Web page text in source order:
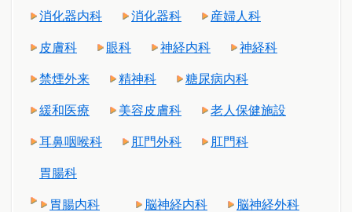
消化器内科 消化器科 産婦人科
皮膚科 眼科 神経内科 神経科
禁煙外来 精神科 糖尿病内科
緩和医療 美容皮膚科 老人保健施設
耳鼻咽喉科 肛門外科 肛門科
胃腸科
胃腸内科 脳神経内科 脳神経外科